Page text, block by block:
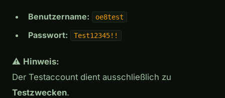
Benutzername: oe8test
Passwort: Test12345!!
⚠️ Hinweis:
Der Testaccount dient ausschließlich zu
Testzwecken.